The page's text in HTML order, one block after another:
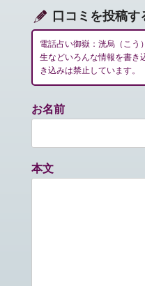
ン
口コミを投稿す
電話占い御嶽：洸烏（こう
生などいろんな情報を書き
き込みは禁止しています。
お名前
本文